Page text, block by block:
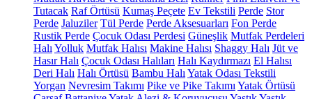
Tutacak Raf Örtüsü Kumaş Peçete Ev Tekstili Perde Stor
Perde Jaluziler Tül Perde Perde Aksesuarları Fon Perde
Rustik Perde Çocuk Odası Perdesi Güneşlik Mutfak Perdeleri
Halı Yolluk Mutfak Halısı Makine Halısı Shaggy Halı Jüt ve
Hasır Halı Çocuk Odası Halıları Halı Kaydırmazı El Halısı
Deri Halı Halı Örtüsü Bambu Halı Yatak Odası Tekstili
Yorgan Nevresim Takımı Pike ve Pike Takımı Yatak Örtüsü